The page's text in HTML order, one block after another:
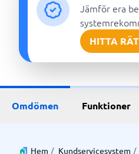
Jämför era
HITTA
Omdömen Funktioner
Hem / Kundservicesystem /